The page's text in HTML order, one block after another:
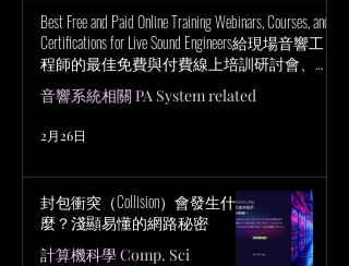
Best Free and Paid Online Training Webinars, Courses, and
Certifications for Live Sound Engineers給現場音響工
程師的最佳免費與付費線上培訓研討會、課
程與認證
音響系統相關 PA System related
2月26日
封包衝突（Collision）會發生什
麼？淺顯易懂的網路秘密
計算機科學 Comp. Sci